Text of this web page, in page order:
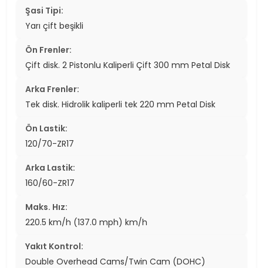
Şasi Tipi:
Yarı çift beşikli
Ön Frenler:
Çift disk. 2 Pistonlu Kaliperli Çift 300 mm Petal Disk
Arka Frenler:
Tek disk. Hidrolik kaliperli tek 220 mm Petal Disk
Ön Lastik:
120/70-ZR17
Arka Lastik:
160/60-ZR17
Maks. Hız:
220.5 km/h (137.0 mph) km/h
Yakıt Kontrol:
Double Overhead Cams/Twin Cam (DOHC)